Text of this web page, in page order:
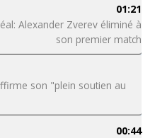
01:21
Alexander Zverev éliminé à
son premier match
son "plein soutien au
00:44